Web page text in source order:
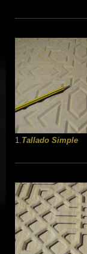
1.Tallado Simple